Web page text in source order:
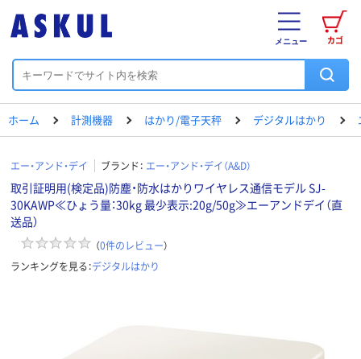
カゴ
メニュー
ホーム 計測機器 はかり/電子天秤 デジタルはかり
エー・アンド・デイ ブランド： エー・アンド・デイ（A&D）
取引証明用(検定品)防塵・防水はかりワイヤレス通信モデル SJ-
30KAWP≪ひょう量：30kg 最少表示:20g/50g≫エーアンドデイ（直
送品）
（0件のレビュー）
ランキングを見る：デジタルはかり